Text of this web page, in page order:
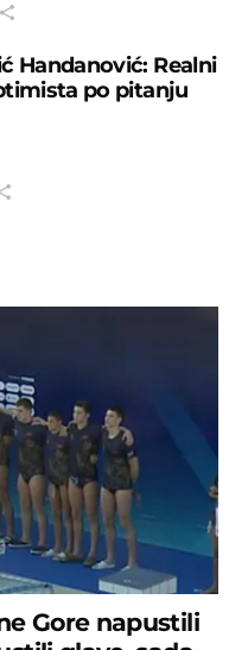
Handanović: Realni
po pitanju
Gore napustili